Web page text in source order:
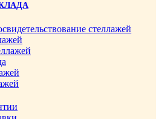
стеллажей